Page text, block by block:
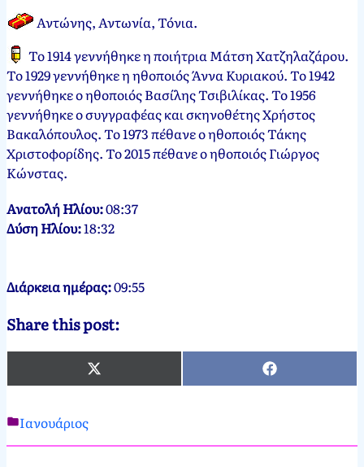
Αντώνης, Αντωνία, Τόνια.
Το 1914 γεννήθηκε η ποιήτρια Μάτση Χατζηλαζάρου.
Το 1929 γεννήθηκε η ηθοποιός Άννα Κυριακού. Το 1942
γεννήθηκε ο ηθοποιός Βασίλης Τσιβιλίκας. Το 1956
γεννήθηκε ο συγγραφέας και σκηνοθέτης Χρήστος
Βακαλόπουλος. Το 1973 πέθανε ο ηθοποιός Τάκης
Χριστοφορίδης. Το 2015 πέθανε ο ηθοποιός Γιώργος
Κώνστας.
Ανατολή Ηλίου:08:37
Δύση Ηλίου:18:32
Διάρκεια ημέρας:09:55
Share this post:
X
(Twitter)
Facebook
Νεκτάριος
17
Ιανουάριος